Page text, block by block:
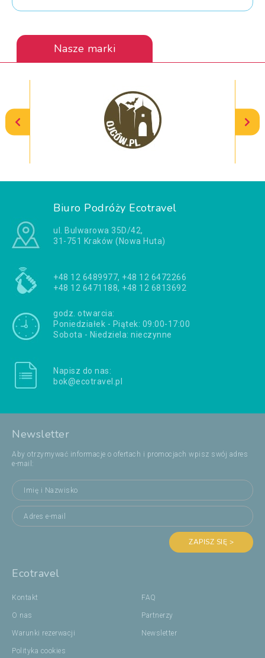
Nasze marki
Biuro Podróży Ecotravel
ul. Bulwarowa 35D/42,
31-751 Kraków (Nowa Huta)
+48 12 6489977, +48 12 6472266
+48 12 6471188, +48 12 6813692
godz. otwarcia:
Poniedziałek - Piątek: 09:00-17:00
Sobota - Niedziela: nieczynne
Napisz do nas:
bok@ecotravel.pl
Newsletter
Aby otrzymywać informacje o ofertach i promocjach wpisz swój adres
e-mail:
ZAPISZ SIĘ >
Ecotravel
Kontakt
O nas
Warunki rezerwacji
Polityka cookies
FAQ
Partnerzy
Newsletter